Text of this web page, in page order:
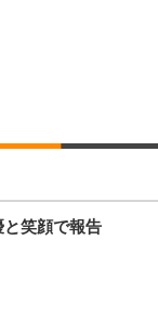
レワーク 疲れな
クト 約105度ロッ
昇降 強化ナイロ
ワーク H-WY01
スクチェア メッシ
ク
ア 疲れない テレ
ター | FlexScan
Type-C・ホワ
ニター | FlexScan
DualSense 充電
薄型 レギュラー 1
厚型 ワイド 42枚
ブルー)
中型犬用 26枚入
笑顔で報告